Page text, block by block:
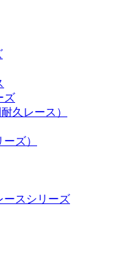
ズ
久レース）
ズ）
ースシリーズ